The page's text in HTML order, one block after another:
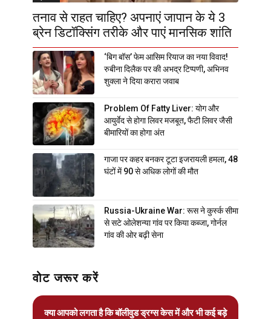
तनाव से राहत चाहिए? अपनाएं जापान के ये 3
ब्रेन डिटॉक्सिंग तरीके और पाएं मानसिक शांति
‘बिग बॉस’ फेम आसिम रियाज का नया विवाद!
रुबीना दिलैक पर की अभद्र टिप्पणी, अभिनव
शुक्ला ने दिया करारा जवाब
Problem Of Fatty Liver: योग और
आयुर्वेद से होगा लिवर मजबूत, फैटी लिवर जैसी
बीमारियों का होगा अंत
गाजा पर कहर बनकर टूटा इजरायली हमला, 48
घंटों में 90 से अधिक लोगों की मौत
Russia-Ukraine War: रूस ने कुर्स्क सीमा
से सटे ओलेशन्या गांव पर किया कब्जा, गोर्नल
गांव की ओर बढ़ी सेना
वोट जरूर करें
क्या आपको लगता है कि बॉलीवुड ड्रग्स केस में और भी कई बड़े